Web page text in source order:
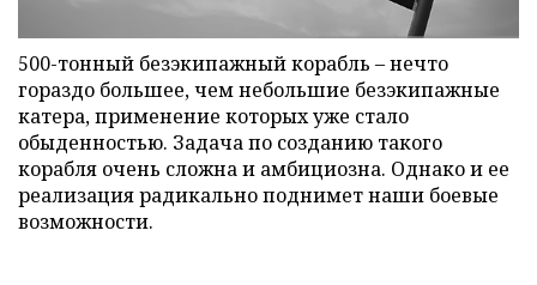
500-тонный безэкипажный корабль – нечто
гораздо большее, чем небольшие безэкипажные
катера, применение которых уже стало
обыденностью. Задача по созданию такого
корабля очень сложна и амбициозна. Однако и ее
реализация радикально поднимет наши боевые
возможности.